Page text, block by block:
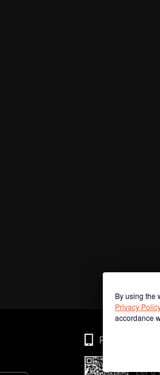
By using the
Privacy
accordance
Phone
Ler o